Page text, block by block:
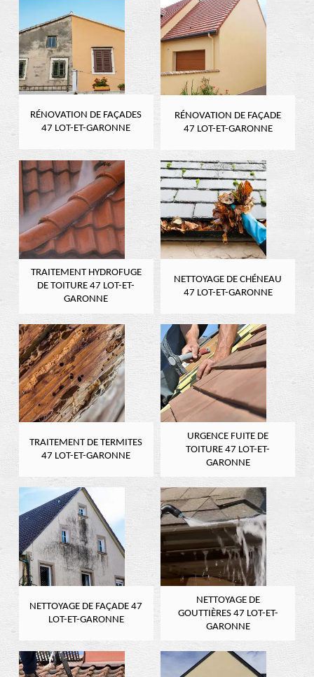
RÉNOVATION DE FAÇADES
47 LOT-ET-GARONNE
RÉNOVATION DE FAÇADE
47 LOT-ET-GARONNE
TRAITEMENT HYDROFUGE
DE TOITURE 47 LOT-ET-
GARONNE
NETTOYAGE DE CHÉNEAU
47 LOT-ET-GARONNE
TRAITEMENT DE TERMITES
47 LOT-ET-GARONNE
URGENCE FUITE DE
TOITURE 47 LOT-ET-
GARONNE
NETTOYAGE DE FAÇADE 47
LOT-ET-GARONNE
NETTOYAGE DE
GOUTTIÈRES 47 LOT-ET-
GARONNE